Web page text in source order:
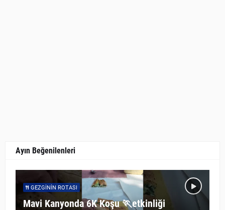
Ayın Beğenilenleri
GEZGININ ROTASI
Mavi Kanyonda 6K Koşu 🏃etkinliği